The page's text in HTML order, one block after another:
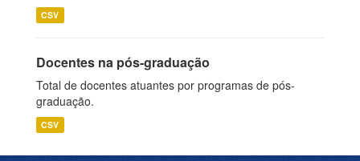
CSV
Docentes na pós-graduação
Total de docentes atuantes por programas de pós-
graduação.
CSV